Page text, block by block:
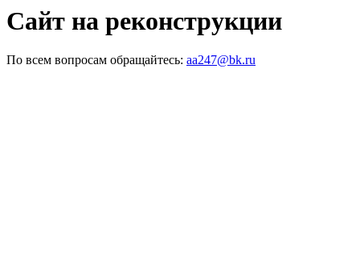
Сайт на реконструкции
По всем вопросам обращайтесь: aa247@bk.ru